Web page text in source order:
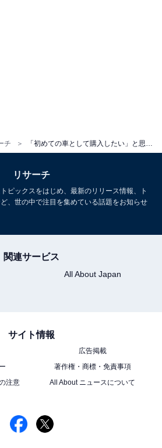
チ
リサーチ
ピックスをはじめ、最新のリリース情報、ト
、世の中で注目を集めている話題をお知らせ
関連サービス
All About Japan
サイト情報
広告掲載
著作権・商標・免責事項
注意
All About ニュースについて